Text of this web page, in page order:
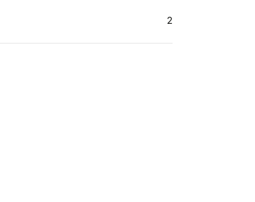
2